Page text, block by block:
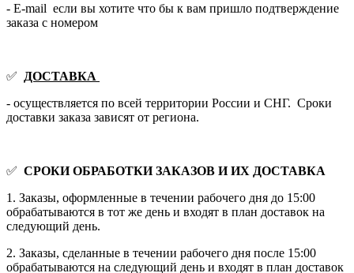
- E-mail если вы хотите что бы к вам пришло подтверждение
заказа с номером
✅
ДОСТАВКА
- осуществляется по всей территории России и СНГ. Сроки
доставки заказа зависят от региона.
✅ СРОКИ ОБРАБОТКИ ЗАКАЗОВ И ИХ ДОСТАВКА
1. Заказы, оформленные в течении рабочего дня до 15:00
обрабатываются в тот же день и входят в план доставок на
следующий день.
2. Заказы, сделанные в течении рабочего дня после 15:00
обрабатываются на следующий день и входят в план доставок